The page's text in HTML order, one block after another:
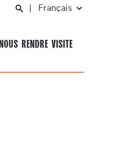
Français
NOUS RENDRE VISITE